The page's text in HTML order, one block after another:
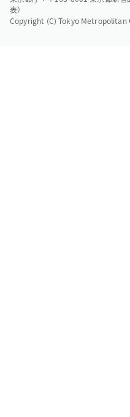
表）
Copyright (C) Tokyo Metropolitan